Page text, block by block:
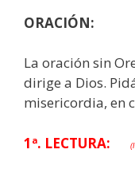
ORACIÓN:
La oración sin
dirige a Dios.
misericordia, en
1ª. LECTURA: (Is